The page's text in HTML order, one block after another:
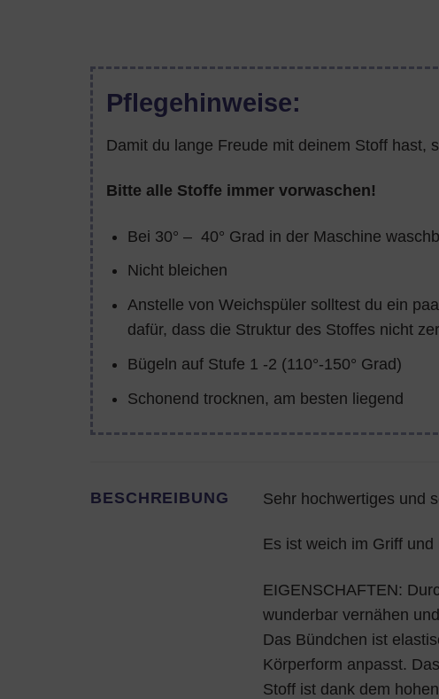
Pflegehinweise:
Damit du lange Freude mit deinem Stoff hast,
Bitte alle Stoffe immer vorwaschen!
Bei 30° – 40° Grad in der Maschine
Nicht bleichen
Anstelle von Weichspüler solltest du ein
dafür, dass die Struktur des Stoffes nicht
Bügeln auf Stufe 1 -2 (110°-150° Grad)
Schonend trocknen, am besten liegend
BESCHREIBUNG Sehr hochwertiges und
Es ist weich im Griff
EIGENSCHAFTEN:
wunderbar vernähen
Das Bündchen ist
Körperform anpasst.
Stoff ist dank dem